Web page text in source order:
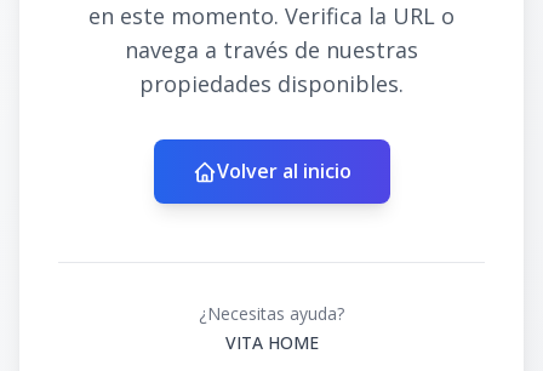
en este momento. Verifica la URL o
navega a través de nuestras
propiedades disponibles.
Volver al inicio
¿Necesitas ayuda?
VITA HOME